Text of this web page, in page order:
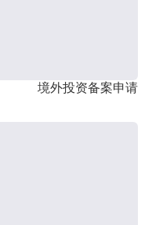
境外投资备案申请